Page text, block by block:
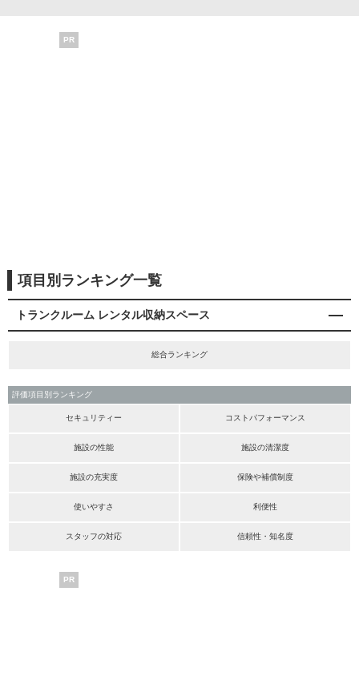
PR
項目別ランキング一覧
トランクルーム レンタル収納スペース
総合ランキング
評価項目別ランキング
セキュリティー コストパフォーマンス
施設の性能 施設の清潔度
施設の充実度 保険や補償制度
使いやすさ 利便性
スタッフの対応 信頼性・知名度
PR